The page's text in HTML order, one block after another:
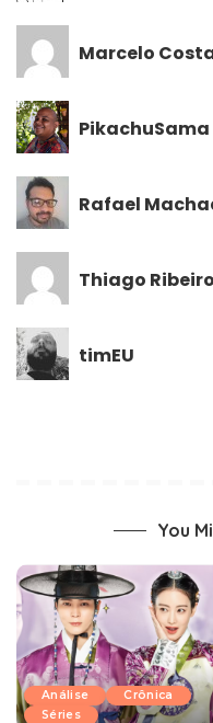
Marcelo
PikachuSama
Rafael
Thiago Ribeiro
timEU
You
Análise
Crônica
Séries